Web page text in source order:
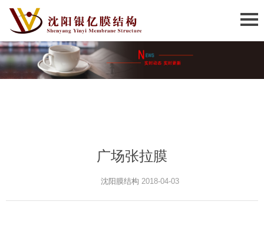
广场张拉膜
沈阳膜结构 2018-04-03